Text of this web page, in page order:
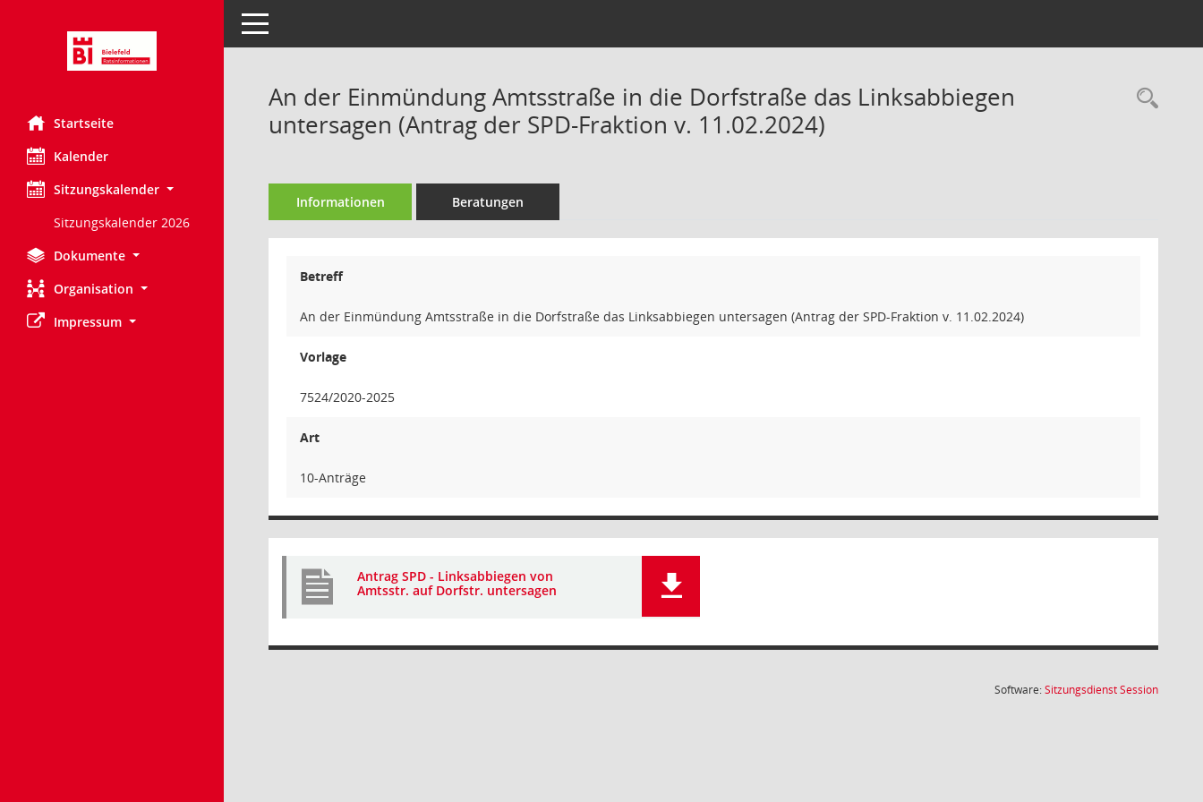
Startseite
Kalender
Sitzungskalender
Sitzungskalender 2026
Dokumente
Organisation
Impressum
Toggle navigation
An der Einmündung Amtsstraße in die Dorfstraße das Linksabbiegen
untersagen (Antrag der SPD-Fraktion v. 11.02.2024)
Informationen Beratungen
Betreff
An der Einmündung Amtsstraße in die Dorfstraße das Linksabbiegen untersagen (Antrag der SPD-Fraktion v. 11.02.2024)
Vorlage
7524/2020-2025
Art
10-Anträge
Antrag SPD - Linksabbiegen von
Amtsstr. auf Dorfstr. untersagen
Software:SitzungsdienstSession(Wird in